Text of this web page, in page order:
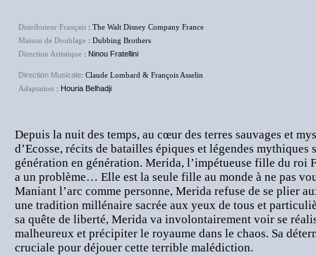
Distributeur Français : The Walt Disney Company France
Maison de Doublage : Dubbing Brothers
Direction Artistique : Ninou Fratellini
Direction Musicale: Claude Lombard & François Asselin
Adaptation : Houria Belhadji
Depuis la nuit des temps, au cœur des terres sauvages et
d’Ecosse, récits de batailles épiques et légendes mythiques
génération en génération. Merida, l’impétueuse fille du roi
a un problème… Elle est la seule fille au monde à ne pas
Maniant l’arc comme personne, Merida refuse de se plier
une tradition millénaire sacrée aux yeux de tous et
sa quête de liberté, Merida va involontairement voir se
malheureux et précipiter le royaume dans le chaos. Sa
cruciale pour déjouer cette terrible malédiction.